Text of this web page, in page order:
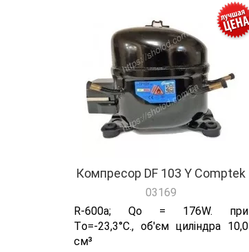
Компресор DF 103 Y Comptek
03169
R-600а; Qо = 176W. при
Tо=-23,3°C., об'єм циліндра 10,0
см³